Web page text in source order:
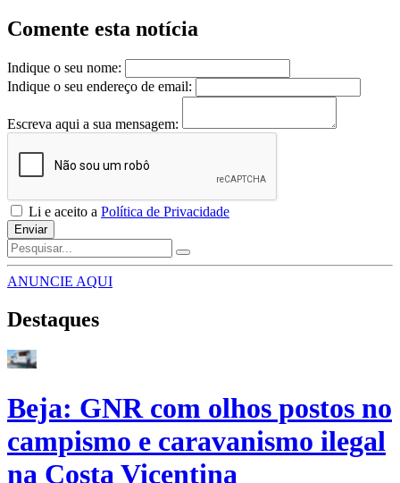
Comente esta notícia
Indique o seu nome:
Indique o seu endereço de email:
Escreva aqui a sua mensagem:
Li e aceito a Política de Privacidade
Enviar
ANUNCIE AQUI
Destaques
Beja: GNR com olhos postos no
campismo e caravanismo ilegal
na Costa Vicentina